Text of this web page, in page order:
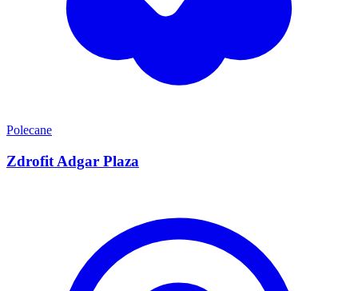
Polecane
Zdrofit Adgar Plaza